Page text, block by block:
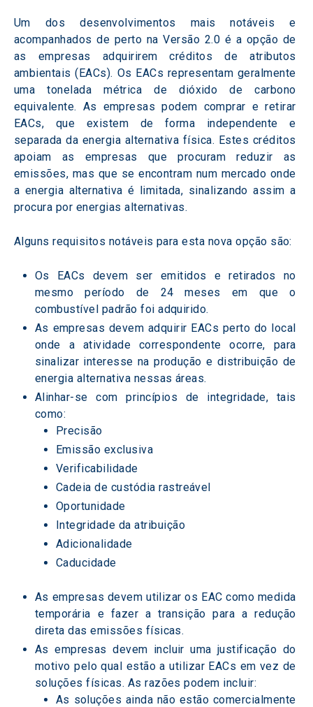
Um dos desenvolvimentos mais notáveis e
acompanhados de perto na Versão 2.0 é a opção de
as empresas adquirirem créditos de atributos
ambientais (EACs). Os EACs representam geralmente
uma tonelada métrica de dióxido de carbono
equivalente. As empresas podem comprar e retirar
EACs, que existem de forma independente e
separada da energia alternativa física. Estes créditos
apoiam as empresas que procuram reduzir as
emissões, mas que se encontram num mercado onde
a energia alternativa é limitada, sinalizando assim a
procura por energias alternativas.
Alguns requisitos notáveis para esta nova opção são:
Os EACs devem ser emitidos e retirados no
mesmo período de 24 meses em que o
combustível padrão foi adquirido.
As empresas devem adquirir EACs perto do local
onde a atividade correspondente ocorre, para
sinalizar interesse na produção e distribuição de
energia alternativa nessas áreas.
Alinhar-se com princípios de integridade, tais
como:
Precisão
Emissão exclusiva
Verificabilidade
Cadeia de custódia rastreável
Oportunidade
Integridade da atribuição
Adicionalidade
Caducidade
As empresas devem utilizar os EAC como medida
temporária e fazer a transição para a redução
direta das emissões físicas.
As empresas devem incluir uma justificação do
motivo pelo qual estão a utilizar EACs em vez de
soluções físicas. As razões podem incluir:
As soluções ainda não estão comercialmente